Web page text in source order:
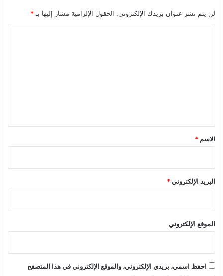
لن يتم نشر عنوان بريدك الإلكتروني. الحقول الإلزامية مشار إليها بـ *
*
الاسم *
البريد الإلكتروني*
الموقع الإلكتروني
احفظ اسمي، بريدي الإلكتروني، والموقع الإلكتروني في هذا المتصفح